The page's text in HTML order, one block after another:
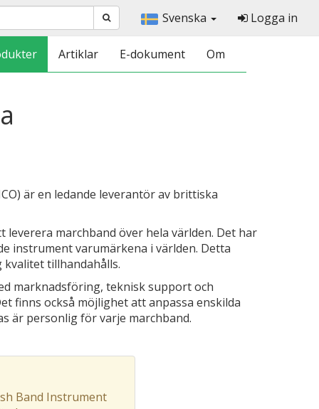
Svenska Logga in
Artiklar E-dokument Om
är en ledande leverantör av brittiska
leverera marchband över hela världen. Det har
instrument varumärkena i världen. Detta
tillhandahålls.
marknadsföring, teknisk support och
finns också möjlighet att anpassa enskilda
är personlig för varje marchband.
Band Instrument